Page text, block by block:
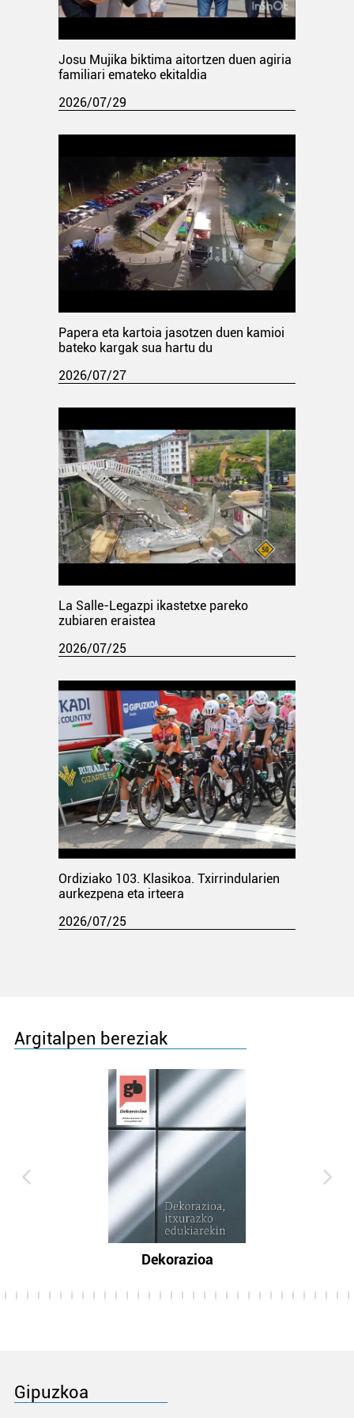
Josu Mujika biktima aitortzen duen agiria
familiari emateko ekitaldia
2026/07/29
Papera eta kartoia jasotzen duen kamioi
bateko kargak sua hartu du
2026/07/27
La Salle-Legazpi ikastetxe pareko
zubiaren eraistea
2026/07/25
Ordiziako 103. Klasikoa. Txirrindularien
aurkezpena eta irteera
2026/07/25
Argitalpen bereziak
Dekorazioa
Gipuzkoa